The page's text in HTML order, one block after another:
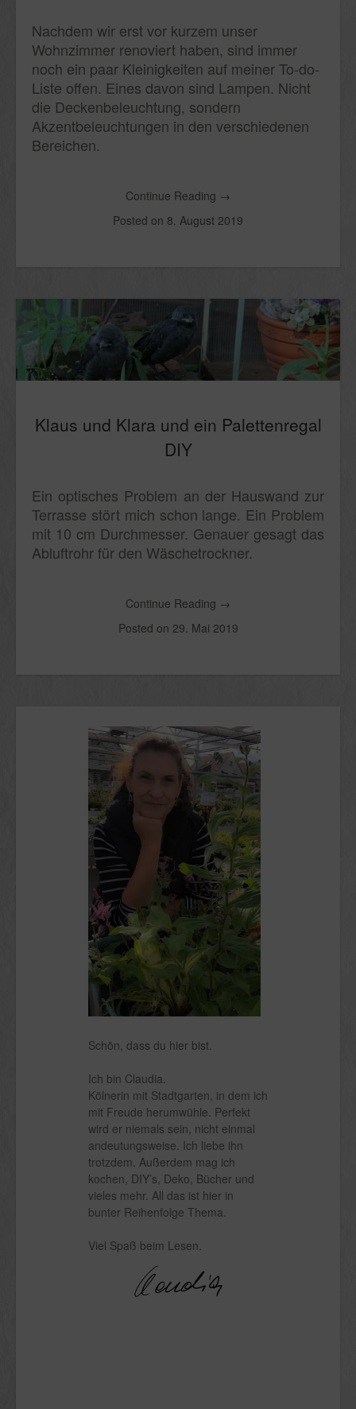
Nachdem wir erst vor kurzem unser
Wohnzimmer renoviert haben, sind immer
noch ein paar Kleinigkeiten auf meiner To-do-
Liste offen. Eines davon sind Lampen. Nicht
die Deckenbeleuchtung, sondern
Akzentbeleuchtungen in den verschiedenen
Bereichen.
Continue Reading →
Posted on 8. August 2019
Klaus und Klara und ein Palettenregal
DIY
Ein optisches Problem an der Hauswand zur
Terrasse stört mich schon lange. Ein Problem
mit 10 cm Durchmesser. Genauer gesagt das
Abluftrohr für den Wäschetrockner.
Continue Reading →
Posted on 29. Mai 2019
Schön, dass du hier bist.
Ich bin Claudia.
Kölnerin mit Stadtgarten, in dem ich
mit Freude herumwühle. Perfekt
wird er niemals sein, nicht einmal
andeutungsweise. Ich liebe ihn
trotzdem. Außerdem mag ich
kochen, DIY’s, Deko, Bücher und
vieles mehr. All das ist hier in
bunter Reihenfolge Thema.
Viel Spaß beim Lesen.